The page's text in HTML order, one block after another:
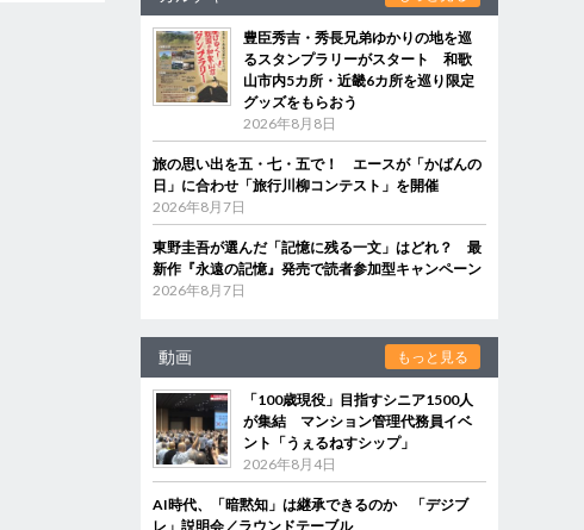
豊臣秀吉・秀長兄弟ゆかりの地を巡
るスタンプラリーがスタート 和歌
山市内5カ所・近畿6カ所を巡り限定
グッズをもらおう
2026年8月8日
旅の思い出を五・七・五で！ エースが「かばんの
日」に合わせ「旅行川柳コンテスト」を開催
2026年8月7日
東野圭吾が選んだ「記憶に残る一文」はどれ？ 最
新作『永遠の記憶』発売で読者参加型キャンペーン
2026年8月7日
動画 もっと見る
「100歳現役」目指すシニア1500人
が集結 マンション管理代務員イベ
ント「うぇるねすシップ」
2026年8月4日
AI時代、「暗黙知」は継承できるのか 「デジブ
レ」説明会／ラウンドテーブル